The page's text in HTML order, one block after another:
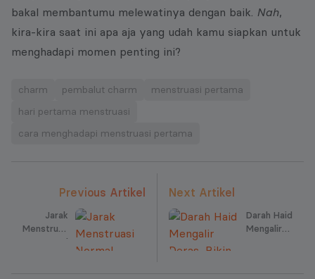
bakal membantumu melewatinya dengan baik. Nah,
kira-kira saat ini apa aja yang udah kamu siapkan untuk
menghadapi momen penting ini?
charm pembalut charm
menstruasi pertama
hari pertama menstruasi
cara menghadapi menstruasi pertama
Previous Artikel
Jarak
Menstruasi
Normal
Next Artikel
Darah Haid
Mengalir